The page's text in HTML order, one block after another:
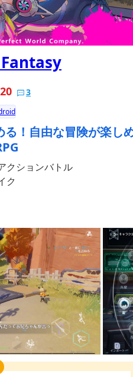
3
る！自由な冒険が楽し
クションバトル
ク